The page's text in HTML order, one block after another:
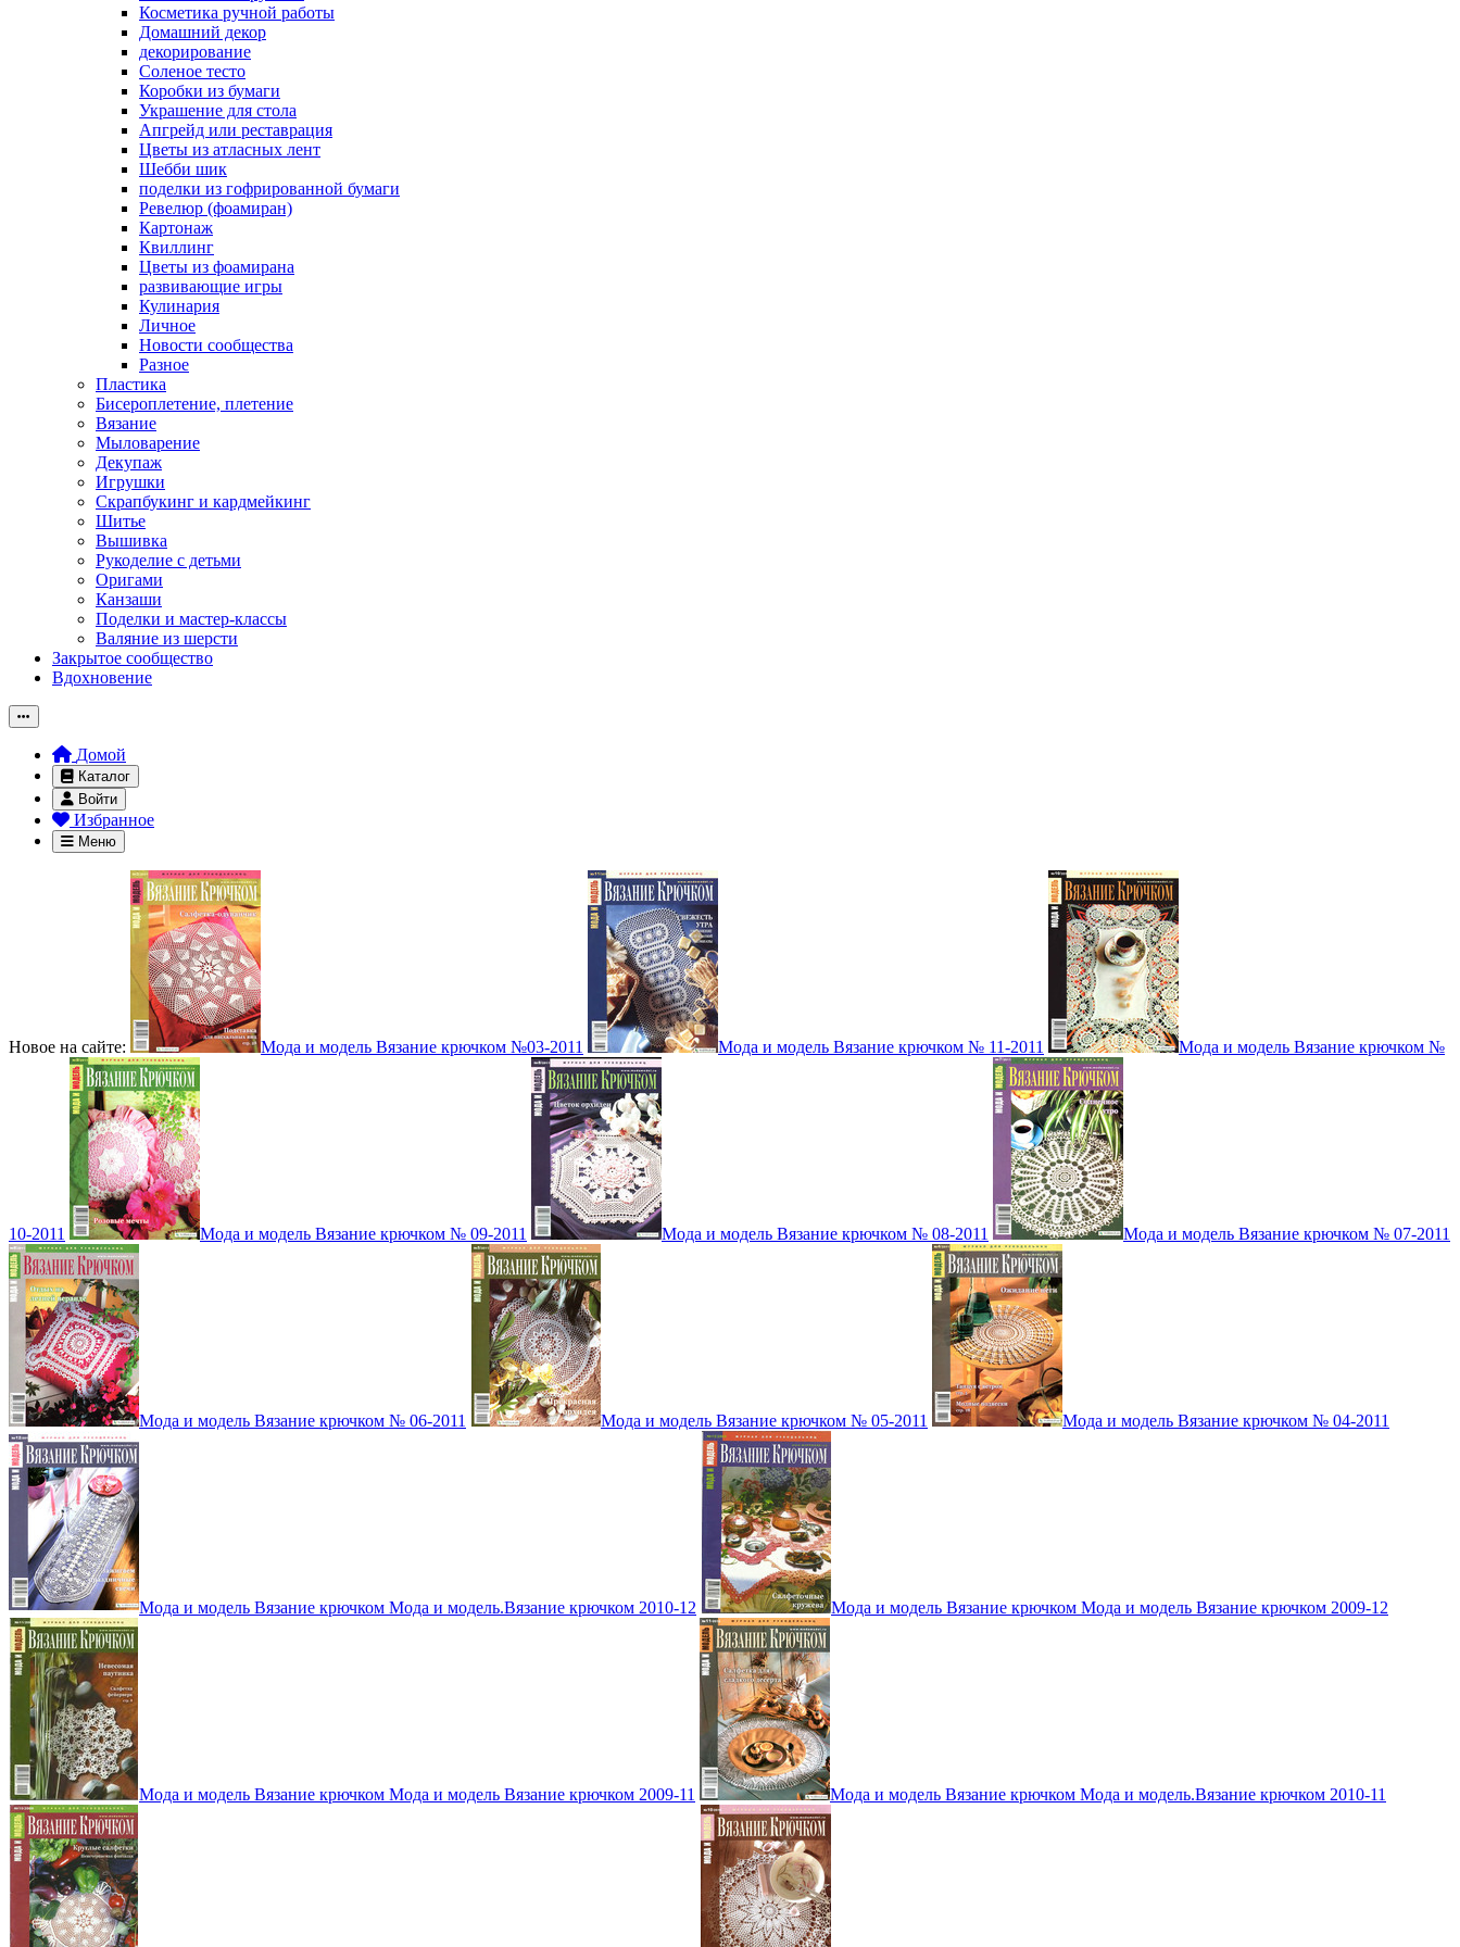
Косметика ручной работы
Домашний декор
декорирование
Соленое тесто
Коробки из бумаги
Украшение для стола
Апгрейд или реставрация
Цветы из атласных лент
Шебби шик
поделки из гофрированной бумаги
Ревелюр (фоамиран)
Картонаж
Квиллинг
Цветы из фоамирана
развивающие игры
Кулинария
Личное
Новости сообщества
Разное
Пластика
Бисероплетение, плетение
Вязание
Мыловарение
Декупаж
Игрушки
Скрапбукинг и кардмейкинг
Шитье
Вышивка
Рукоделие с детьми
Оригами
Канзаши
Поделки и мастер-классы
Валяние из шерсти
Закрытое сообщество
Вдохновение
Домой
Каталог
Войти
Избранное
Меню
Новое на сайте: Мода и модель Вязание крючком №03-2011 Мода и модель Вязание крючком № 11-2011 Мода и модель Вязание крючком №
10-2011 Мода и модель Вязание крючком № 09-2011 Мода и модель Вязание крючком № 08-2011 Мода и модель Вязание крючком № 07-2011
Мода и модель Вязание крючком № 06-2011 Мода и модель Вязание крючком № 05-2011 Мода и модель Вязание крючком № 04-2011
Мода и модель Вязание крючком Мода и модель.Вязание крючком 2010-12 Мода и модель Вязание крючком Мода и модель Вязание крючком 2009-12
Мода и модель Вязание крючком Мода и модель Вязание крючком 2009-11 Мода и модель Вязание крючком Мода и модель.Вязание крючком 2010-11